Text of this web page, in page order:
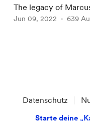
The legacy of
Jun 09, 2022 639
Datenschutz
Starte deine